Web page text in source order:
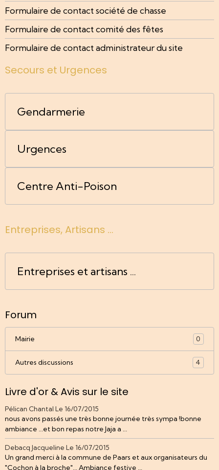
Formulaire de contact société de chasse
Formulaire de contact comité des fêtes
Formulaire de contact administrateur du site
Secours et Urgences
Gendarmerie
Urgences
Centre Anti-Poison
Entreprises, Artisans ...
Entreprises et artisans ...
Forum
Mairie 0
Autres discussions 4
Livre d'or & Avis sur le site
Pélican Chantal Le 16/07/2015
nous avons passés une très bonne journée très sympa !bonne
ambiance ...et bon repas notre Jaja a ...
Debacq Jacqueline Le 16/07/2015
Un grand merci à la commune de Paars et aux organisateurs du
"Cochon à la broche"... Ambiance festive ...